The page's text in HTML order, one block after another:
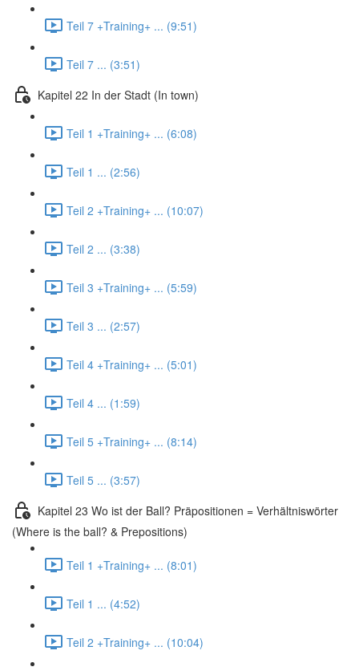
Teil 7 +Training+ ... (9:51)
Teil 7 ... (3:51)
Kapitel 22 In der Stadt (In town)
Teil 1 +Training+ ... (6:08)
Teil 1 ... (2:56)
Teil 2 +Training+ ... (10:07)
Teil 2 ... (3:38)
Teil 3 +Training+ ... (5:59)
Teil 3 ... (2:57)
Teil 4 +Training+ ... (5:01)
Teil 4 ... (1:59)
Teil 5 +Training+ ... (8:14)
Teil 5 ... (3:57)
Kapitel 23 Wo ist der Ball? Präpositionen = Verhältniswörter
(Where is the ball? & Prepositions)
Teil 1 +Training+ ... (8:01)
Teil 1 ... (4:52)
Teil 2 +Training+ ... (10:04)